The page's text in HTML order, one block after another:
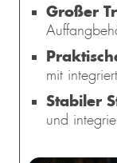
Großer
mit
Stabiler
und